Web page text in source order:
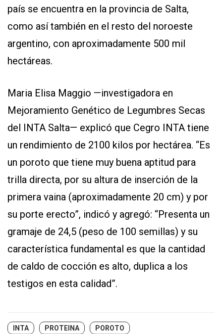
país se encuentra en la provincia de Salta,
como así también en el resto del noroeste
argentino, con aproximadamente 500 mil
hectáreas.
Maria Elisa Maggio —investigadora en
Mejoramiento Genético de Legumbres Secas
del INTA Salta— explicó que Cegro INTA tiene
un rendimiento de 2100 kilos por hectárea. “Es
un poroto que tiene muy buena aptitud para
trilla directa, por su altura de inserción de la
primera vaina (aproximadamente 20 cm) y por
su porte erecto”, indicó y agregó: “Presenta un
gramaje de 24,5 (peso de 100 semillas) y su
característica fundamental es que la cantidad
de caldo de cocción es alto, duplica a los
testigos en esta calidad”.
INTA PROTEINA POROTO